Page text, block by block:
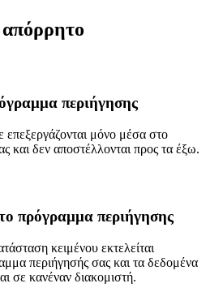
περιήγησης
επεξεργάζονται μόνο μέσα στο
και δεν αποστέλλονται προς τα έξω.
πρόγραμμα περιήγησης
κειμένου εκτελείται
περιήγησής σας και τα δεδομένα
σε κανέναν διακομιστή.